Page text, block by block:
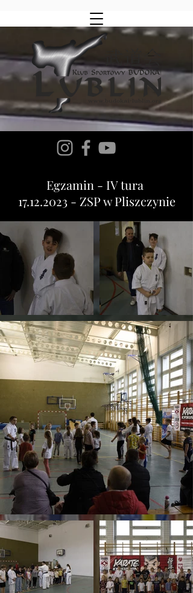
Egzamin - IV tura
17.12.2023 - ZSP w Pliszczynie